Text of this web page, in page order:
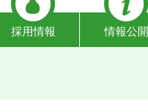
採用情報 情報公開